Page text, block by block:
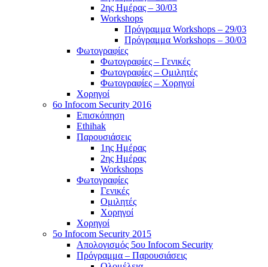
2ης Ημέρας – 30/03
Workshops
Πρόγραμμα Workshops – 29/03
Πρόγραμμα Workshops – 30/03
Φωτογραφίες
Φωτογραφίες – Γενικές
Φωτογραφίες – Ομιλητές
Φωτογραφίες – Χορηγοί
Χορηγοί
6o Infocom Security 2016
Επισκόπηση
Ethihak
Παρουσιάσεις
1ης Ημέρας
2ης Ημέρας
Workshops
Φωτογραφίες
Γενικές
Ομιλητές
Χορηγοί
Χορηγοί
5o Infocom Security 2015
Απολογισμός 5ου Infocom Security
Πρόγραμμα – Παρουσιάσεις